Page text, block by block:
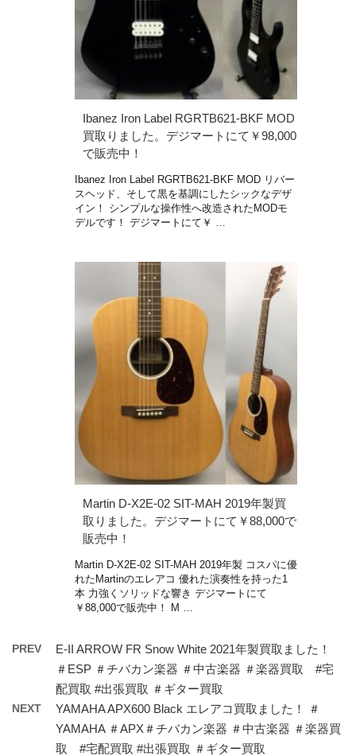
Ibanez Iron Label RGRTB621-BKF MOD
買取りました。デジマートにて￥98,000
で販売中！
Ibanez Iron Label RGRTB621-BKF MOD リバー
スヘッド、そして黒を基調にしたシックなデザ
イン！ シンプルな操作性へ改造されたMODモ
デルです！ デジマートにて￥ …
Martin D-X2E-02 SIT-MAH 2019年製買
取りました。デジマートにて￥88,000で
販売中！
Martin D-X2E-02 SIT-MAH 2019年製 コスパに優
れたMartinのエレアコ 優れた演奏性を持った1
本 力強くソリッドな響き デジマートにて
￥88,000で販売中！ M …
PREV
E-II ARROW FR Snow White 2021年製買取ました！
＃ESP ＃チバカン楽器 ＃中古楽器 ＃楽器買取 #宅
配買取 #出張買取 ＃ギター買取
NEXT
YAMAHA APX600 Black エレアコ買取ました！ ＃
YAMAHA ＃APX＃チバカン楽器 ＃中古楽器 ＃楽器買
取 #宅配買取 #出張買取 ＃ギター買取